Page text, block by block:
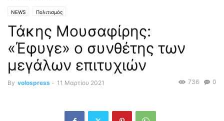
NEWS Πολιτισμός
Τάκης Μουσαφίρης:
«Έφυγε» ο συνθέτης των
μεγάλων επιτυχιών
By volospress - 11 Μαρτίου 2021 0
736